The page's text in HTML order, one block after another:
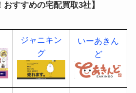
おすすめの宅配買取3社】
ジャニキン
グ
いーあきん
ど